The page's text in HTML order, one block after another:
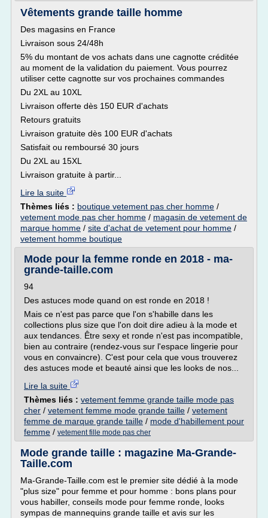
Vêtements grande taille homme
Des magasins en France
Livraison sous 24/48h
5% du montant de vos achats dans une cagnotte créditée
au moment de la validation du paiement. Vous pourrez
utiliser cette cagnotte sur vos prochaines commandes
Du 2XL au 10XL
Livraison offerte dès 150 EUR d'achats
Retours gratuits
Livraison gratuite dès 100 EUR d'achats
Satisfait ou remboursé 30 jours
Du 2XL au 15XL
Livraison gratuite à partir...
Lire la suite
Thèmes liés : boutique vetement pas cher homme /
vetement mode pas cher homme / magasin de vetement de
marque homme / site d'achat de vetement pour homme /
vetement homme boutique
Mode pour la femme ronde en 2018 - ma-
grande-taille.com
94
Des astuces mode quand on est ronde en 2018 !
Mais ce n'est pas parce que l'on s'habille dans les
collections plus size que l'on doit dire adieu à la mode et
aux tendances. Être sexy et ronde n'est pas incompatible,
bien au contraire (rendez-vous sur l'espace lingerie pour
vous en convaincre). C'est pour cela que vous trouverez
des astuces mode et beauté ainsi que les looks de nos...
Lire la suite
Thèmes liés : vetement femme grande taille mode pas
cher / vetement femme mode grande taille / vetement
femme de marque grande taille / mode d'habillement pour
femme / vetement fille mode pas cher
Mode grande taille : magazine Ma-Grande-
Taille.com
Ma-Grande-Taille.com est le premier site dédié à la mode
"plus size" pour femme et pour homme : bons plans pour
vous habiller, conseils mode pour femme ronde, looks
sympas de mannequins grande taille et avis sur les